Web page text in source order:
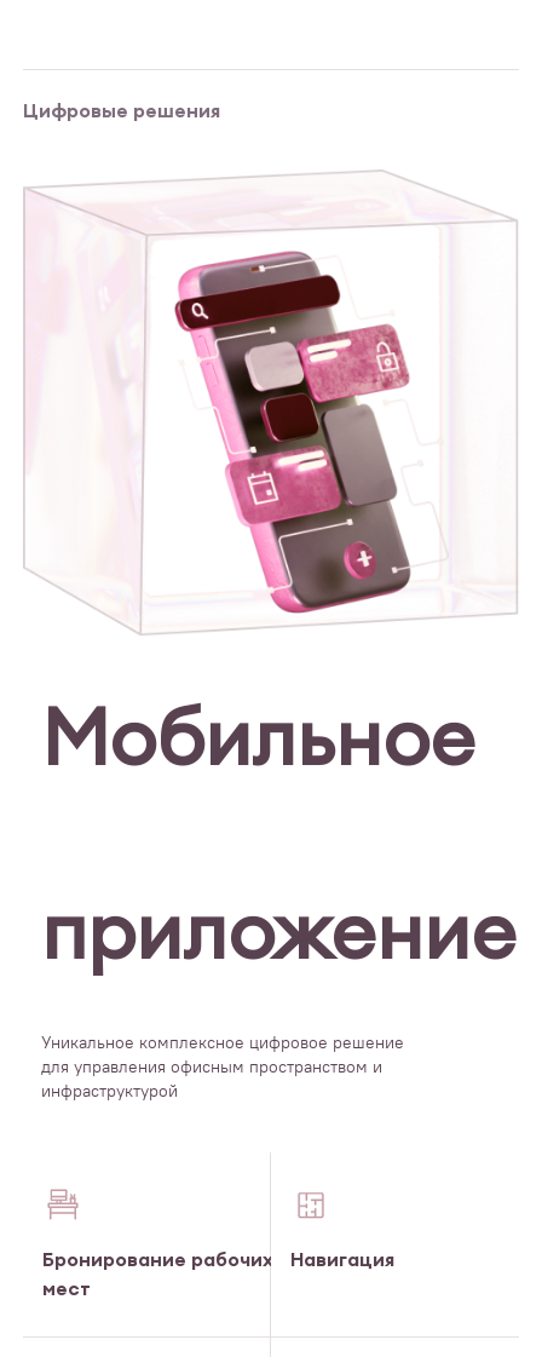
Цифровые решения
Мобильное
приложение
Уникальное комплексное цифровое решение
для управления офисным пространством и
инфраструктурой
Бронирование рабочих
мест
Навигация